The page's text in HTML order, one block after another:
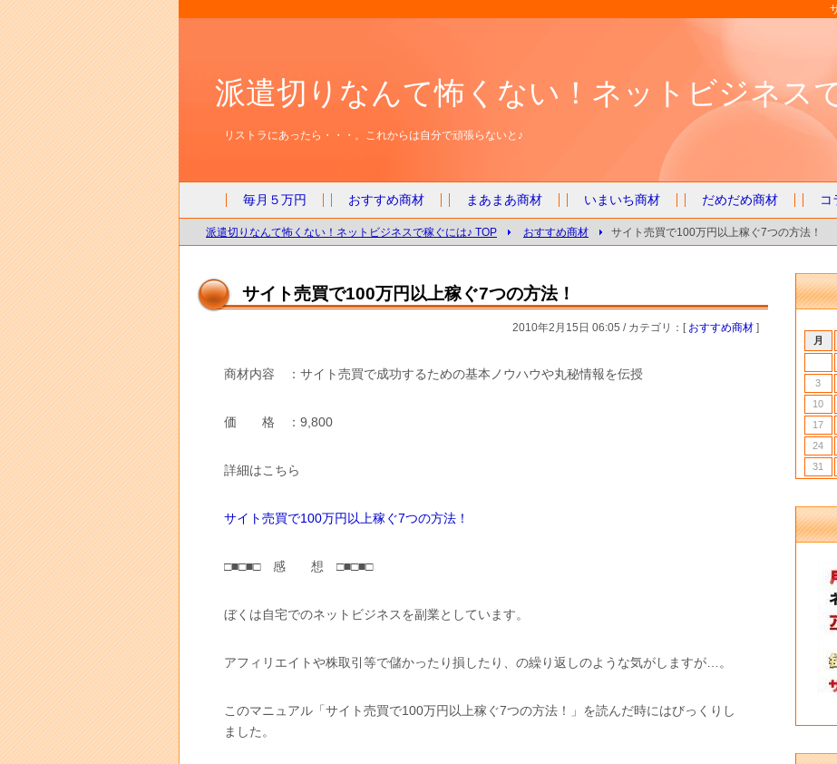
派遣切りなんて怖くない！ネットビジネス
リストラにあったら・・・。これからは自分で頑張らないと♪
毎月５万円 おすすめ商材 まあまあ商材 いまいち商材 だめだめ商材 コ
派遣切りなんて怖くない！ネットビジネスで稼ぐには♪ TOP おすすめ商材 サイト売買で100万円以上稼ぐ7つの方法！
サイト売買で100万円以上稼ぐ7つの方法！
2010年2月15日 06:05 / カテゴリ：[ おすすめ商材 ]
商材内容 ：サイト売買で成功するための基本ノウハウや丸秘情報を伝授
価 格 ：9,800
詳細はこちら
サイト売買で100万円以上稼ぐ7つの方法！
□■□■□ 感 想 □■□■□
ぼくは自宅でのネットビジネスを副業としています。
アフィリエイトや株取引等で儲かったり損したり、の繰り返しのような気がしますが…。
このマニュアル「サイト売買で100万円以上稼ぐ7つの方法！」を読んだ時にはびっくりし
ました。
月
3
10
17
24
31